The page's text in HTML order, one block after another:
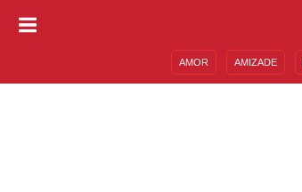
AMOR AMIZADE